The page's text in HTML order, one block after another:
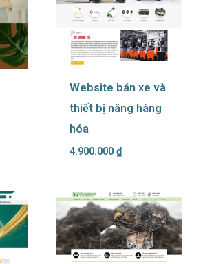
Website bán xe và
thiết bị nâng hàng
hóa
4.900.000 ₫